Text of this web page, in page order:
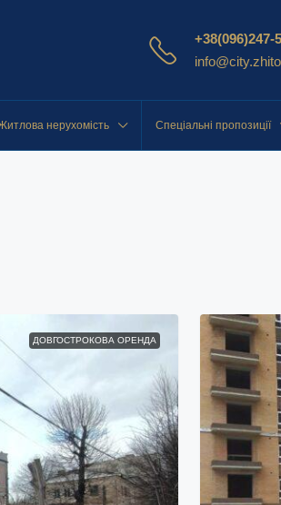
+38(096)247-
нерухомість Спеціальні пропозиції
ДОВГОСТРОКОВА ОРЕНДА